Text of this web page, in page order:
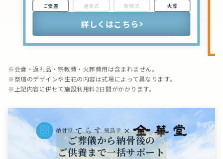
ご安置
通夜式 告別式 火葬
詳しくはこちら
※会食・返礼品・宗教費・火葬費用は含まれません。
※祭壇のデザインや生花の内容は式場によって異なります。
※上記内容に併せて施設利用料2日間がかかります。
ご葬儀から納骨後の
ご供養まで一括サポート